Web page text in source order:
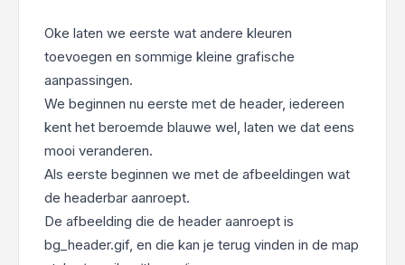
Oke laten we eerste wat andere kleuren
toevoegen en sommige kleine grafische
aanpassingen.
We beginnen nu eerste met de header, iedereen
kent het beroemde blauwe wel, laten we dat eens
mooi veranderen.
Als eerste beginnen we met de afbeeldingen wat
de headerbar aanroept.
De afbeelding die de header aanroept is
bg_header.gif, en die kan je terug vinden in de map